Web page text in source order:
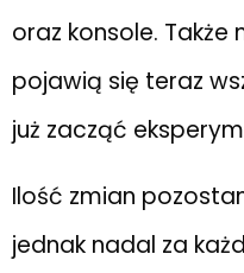
oraz konsole. Także
pojawią się teraz
już zacząć
Ilość zmian
jednak nadal za